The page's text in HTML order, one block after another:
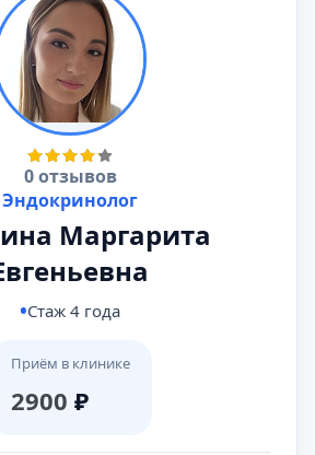
0 отзывов
Эндокринолог
Маргарита
Стаж 4 года
Приём в клинике
2900 ₽